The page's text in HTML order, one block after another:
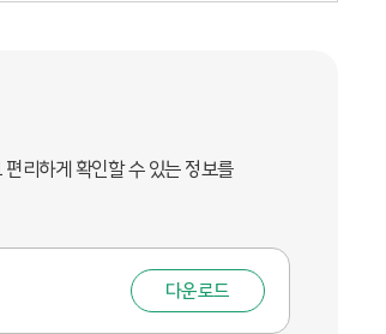
리하게 확인할 수 있는 정보를
다운로드